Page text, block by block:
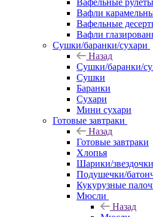
Вафельные
Вафли
Вафельные
Вафли
Сушки/баранки/сухари
Назад
Сушки/баранки/
Сушки
Баранки
Сухари
Мини сухари
Готовые завтраки
Назад
Готовые завтраки
Хлопья
Шарики/
Подушечки/
Кукурузные
Мюсли
Назад